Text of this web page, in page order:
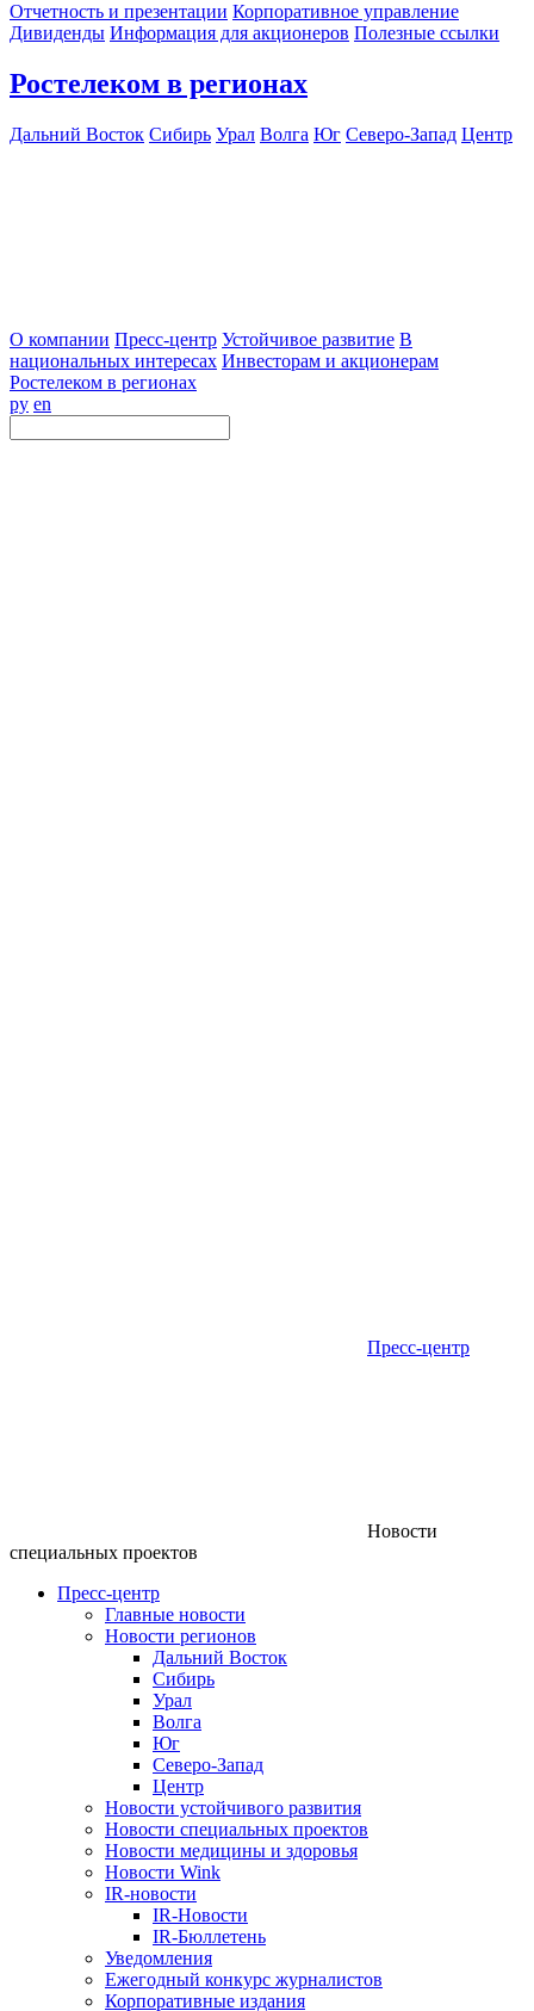
Отчетность и презентации Корпоративное управление
Дивиденды Информация для акционеров Полезные ссылки
Ростелеком в регионах
Дальний Восток Сибирь Урал Волга Юг Северо-Запад Центр
О компании Пресс-центр Устойчивое развитие В
национальных интересах Инвесторам и акционерам
Ростелеком в регионах
ру en
Пресс-центр
Новости
специальных проектов
Пресс-центр
Главные новости
Новости регионов
Дальний Восток
Сибирь
Урал
Волга
Юг
Северо-Запад
Центр
Новости устойчивого развития
Новости специальных проектов
Новости медицины и здоровья
Новости Wink
IR-новости
IR-Новости
IR-Бюллетень
Уведомления
Ежегодный конкурс журналистов
Корпоративные издания